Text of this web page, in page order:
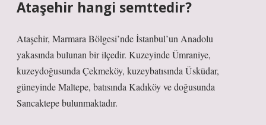
Ataşehir hangi semttedir?
Ataşehir, Marmara Bölgesi’nde İstanbul’un Anadolu
yakasında bulunan bir ilçedir. Kuzeyinde Ümraniye,
kuzeydoğusunda Çekmeköy, kuzeybatısında Üsküdar,
güneyinde Maltepe, batısında Kadıköy ve doğusunda
Sancaktepe bulunmaktadır.